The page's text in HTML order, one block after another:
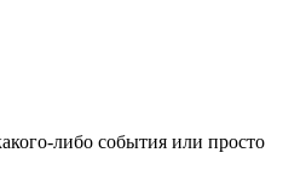
либо события или просто